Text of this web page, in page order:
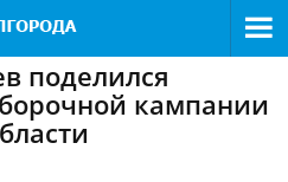
поделился
кампании